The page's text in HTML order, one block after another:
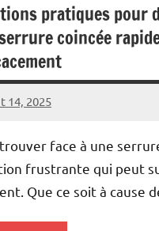
pratiques pour
coincée
14, 2025
face à une
frustrante qui peut
Que ce soit à cause